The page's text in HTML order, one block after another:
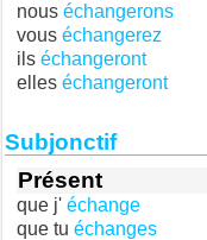
nous échangerons
vous échangerez
ils échangeront
elles échangeront
Subjonctif
Présent
que j' échange
que tu échanges